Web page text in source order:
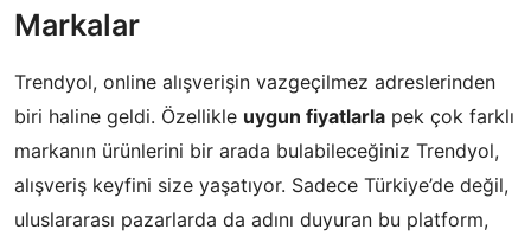
Markalar
Trendyol, online alışverişin vazgeçilmez adreslerinden
biri haline geldi. Özellikle uygun fiyatlarla pek çok farklı
markanın ürünlerini bir arada bulabileceğiniz Trendyol,
alışveriş keyfini size yaşatıyor. Sadece Türkiye’de değil,
uluslararası pazarlarda da adını duyuran bu platform,